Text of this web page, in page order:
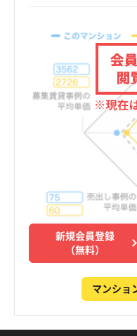
新規会員登録
（無料）
マンショ